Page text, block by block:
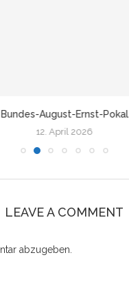
Bundes-August-Ernst-Pokal
12. April 2026
LEAVE A COMMENT
abzugeben.